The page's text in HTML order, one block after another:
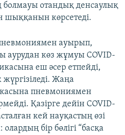
болмауы отандық денсаулық
шыққанын көрсетеді.
ауырып,
аурудан көз жұмуы COVID-
еш әсер етпейді,
жүргізіледі. Жаңа
пневмониямен
Қазірге дейін COVID-
кей науқастың өзі
бір бөлігі “басқа